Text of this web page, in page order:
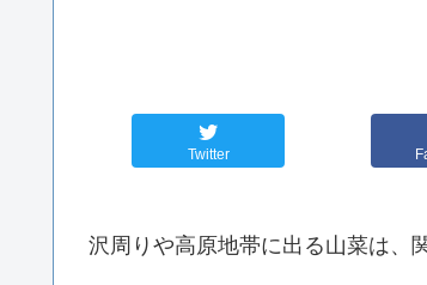
Twitter
沢周りや高原地帯に出る山菜は、